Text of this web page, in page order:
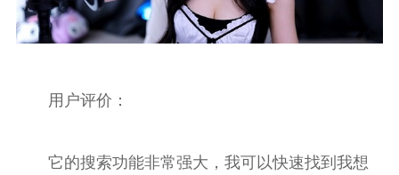
用户评价：
它的搜索功能非常强大，我可以快速找到我想